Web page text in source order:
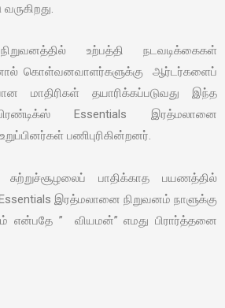
உற்பத்தி நடவடிக்கைகள்
கொள்வனவாளர்களுக்கு ஆர்டர்களைப்
மாதிரிகள் தயாரிக்கப்படுவது இந்த
Essentials இரத்மலானை
பணிபுரிகின்றனர்.
பாதிக்காத பயணத்தில்
இரத்மலானை நிறுவனம் நாளுக்கு
என்பதே ” வியமன்” எமது பிரார்த்தனை